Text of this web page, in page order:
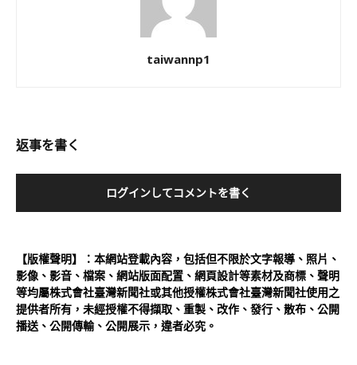
taiwannp1
返事を書く
ログインしてコメントを書く
【版權聲明】：本網站登載內容，包括但不限於文字報導、照片、
影像、影音、檔案、網站版面配置、網頁設計等素材及商標、聲明
等均屬株式會社臺灣新聞社或其他授權株式會社臺灣新聞社使用之
提供者所有，未經授權不得擷取、重製、改作、發行、散布、公開
播送、公開傳輸、公開展示，違者必究。